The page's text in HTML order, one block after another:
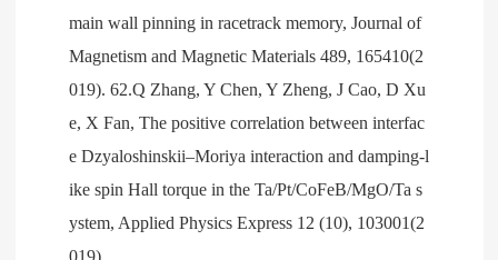
main wall pinning in racetrack memory, Journal of
Magnetism and Magnetic Materials 489, 165410(2
019). 62.Q Zhang, Y Chen, Y Zheng, J Cao, D Xu
e, X Fan, The positive correlation between interfac
e Dzyaloshinskii–Moriya interaction and damping-l
ike spin Hall torque in the Ta/Pt/CoFeB/MgO/Ta s
ystem, Applied Physics Express 12 (10), 103001(2
019).